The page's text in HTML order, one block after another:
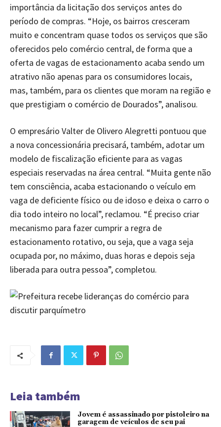
importância da licitação dos serviços antes do
período de compras. “Hoje, os bairros cresceram
muito e concentram quase todos os serviços que são
oferecidos pelo comércio central, de forma que a
oferta de vagas de estacionamento acaba sendo um
atrativo não apenas para os consumidores locais,
mas, também, para os clientes que moram na região e
que prestigiam o comércio de Dourados”, analisou.
O empresário Valter de Olivero Alegretti pontuou que
a nova concessionária precisará, também, adotar um
modelo de fiscalização eficiente para as vagas
especiais reservadas na área central. “Muita gente não
tem consciência, acaba estacionando o veículo em
vaga de deficiente físico ou de idoso e deixa o carro o
dia todo inteiro no local”, reclamou. “É preciso criar
mecanismo para fazer cumprir a regra de
estacionamento rotativo, ou seja, que a vaga seja
ocupada por, no máximo, duas horas e depois seja
liberada para outra pessoa”, completou.
Leia também
Jovem é assassinado por pistoleiro na
garagem de veículos de seu pai